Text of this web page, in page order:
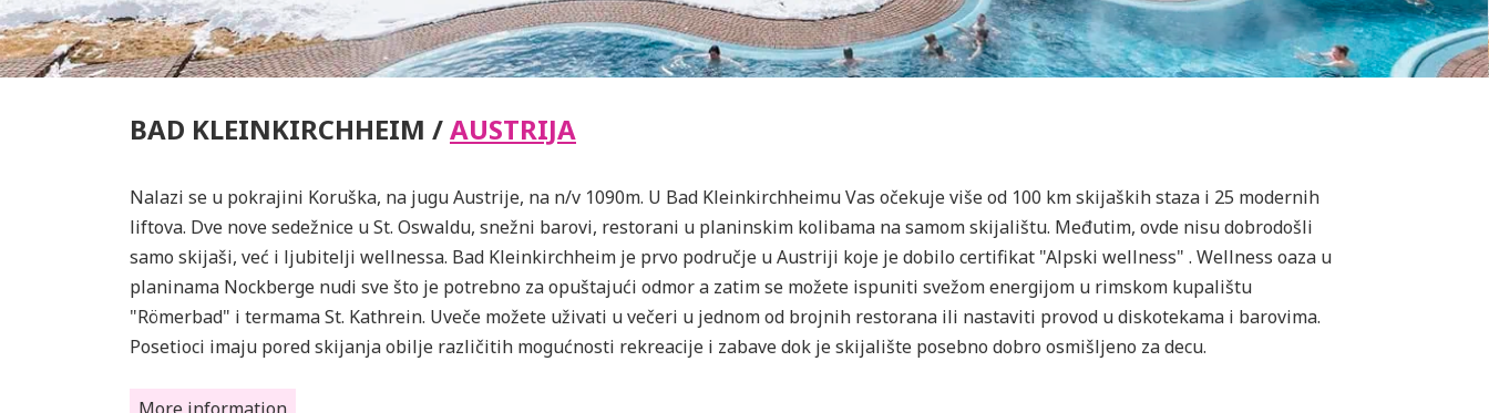
BAD KLEINKIRCHHEIM /AUSTRIJA
Nalazi se u pokrajini Koruška, na jugu Austrije, na n/v 1090m. U Bad Kleinkirchheimu Vas očekuje više od 100 km skijaških staza i 25 modernih
liftova. Dve nove sedežnice u St. Oswaldu, snežni barovi, restorani u planinskim kolibama na samom skijalištu. Međutim, ovde nisu dobrodošli
samo skijaši, već i ljubitelji wellnessa. Bad Kleinkirchheim je prvo područje u Austriji koje je dobilo certifikat "Alpski wellness" . Wellness oaza u
planinama Nockberge nudi sve što je potrebno za opuštajući odmor a zatim se možete ispuniti svežom energijom u rimskom kupalištu
"Römerbad" i termama St. Kathrein. Uveče možete uživati u večeri u jednom od brojnih restorana ili nastaviti provod u diskotekama i barovima.
Posetioci imaju pored skijanja obilje različitih mogućnosti rekreacije i zabave dok je skijalište posebno dobro osmišljeno za decu.